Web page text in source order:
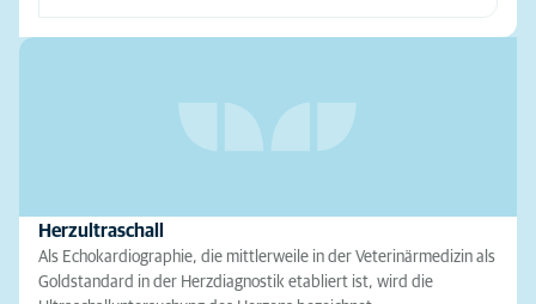
Herzultraschall
Als Echokardiographie, die mittlerweile in der Veterinärmedizin als
Goldstandard in der Herzdiagnostik etabliert ist, wird die